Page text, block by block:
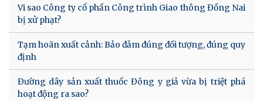
Vi sao Công ty cổ phần Công trình Giao thông Đồng Nai
bị xử phạt?
Tạm hoãn xuất cảnh: Bảo đảm đúng đối tượng, đúng quy
định
Đường dây sản xuất thuốc Đông y giả vừa bị triệt phá
hoạt động ra sao?